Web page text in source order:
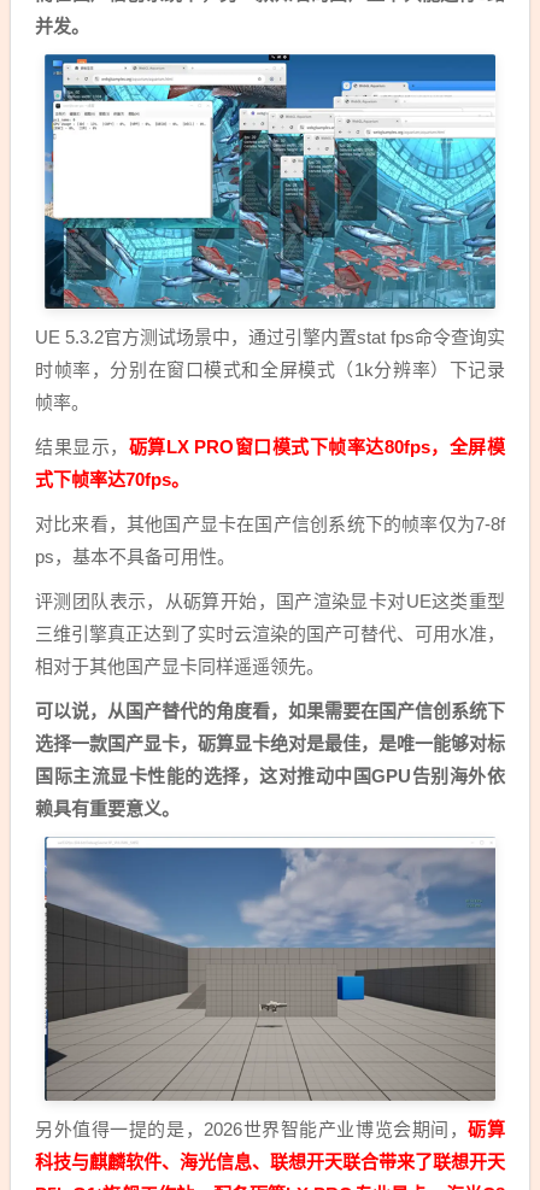
并发。
UE 5.3.2官方测试场景中，通过引擎内置stat fps命令查询实
时帧率，分别在窗口模式和全屏模式（1k分辨率）下记录
帧率。
结果显示， 砺算LX PRO窗口模式下帧率达80fps，全屏模
式下帧率达70fps。
对比来看，其他国产显卡在国产信创系统下的帧率仅为7-8f
ps，基本不具备可用性。
评测团队表示，从砺算开始，国产渲染显卡对UE这类重型
三维引擎真正达到了实时云渲染的国产可替代、可用水准，
相对于其他国产显卡同样遥遥领先。
可以说，从国产替代的角度看，如果需要在国产信创系统下
选择一款国产显卡，砺算显卡绝对是最佳，是唯一能够对标
国际主流显卡性能的选择，这对推动中国GPU告别海外依
赖具有重要意义。
另外值得一提的是，2026世界智能产业博览会期间，砺算
科技与麒麟软件、海光信息、联想开天联合带来了联想开天